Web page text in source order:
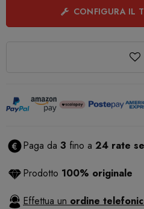
CONFIGURA IL
Paga da 3 fino a 24 rate
Prodotto 100% originale
Effettua un ordine